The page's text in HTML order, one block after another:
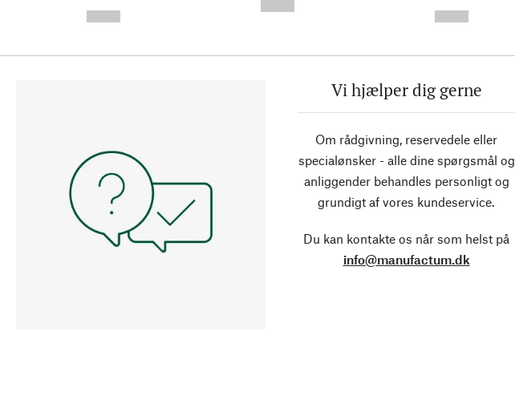
Vi hjælper dig gerne
Om rådgivning, reservedele eller
specialønsker - alle dine spørgsmål og
anliggender behandles personligt og
grundigt af vores kundeservice.
Du kan kontakte os når som helst på
info@manufactum.dk